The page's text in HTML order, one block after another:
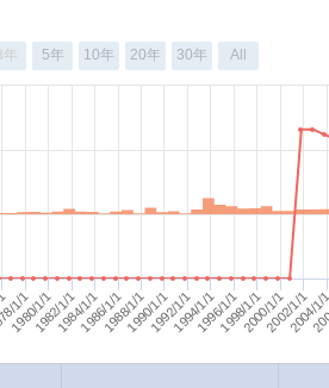
1/1
1980/1/11982/1/11984/1/11986/1/11988/1/11990/1/11992/1/11994/1/11996/1/11998/1/12000/1/12002/1/1
2004/
年 5年 10年 20年 30年 All